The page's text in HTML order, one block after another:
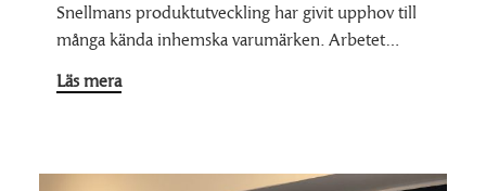
Snellmans produktutveckling har givit upphov till
många kända inhemska varumärken. Arbetet…
Läs mera